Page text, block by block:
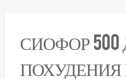
СИОФОР 500
ПОХУДЕНИЯ